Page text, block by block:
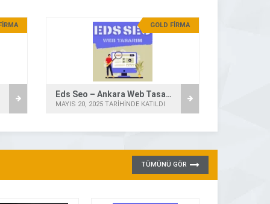
GOLD FİRMA
Eds Seo – Ankara Web Tasarım
MAYIS 20, 2025 TARİHİNDE KATILDI
TÜMÜNÜ GÖR